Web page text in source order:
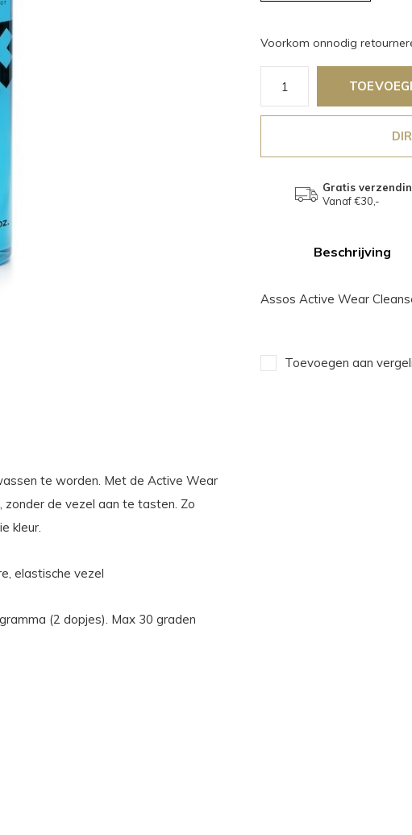
Voorkom onnodig
Gratis
Vanaf €30,-
Beschrijving
Assos Active Wear
Toevoegen aan
te worden. Met de Active Wear
zonder de vezel aan te tasten. Zo
kleur.
elastische vezel
(2 dopjes). Max 30 graden